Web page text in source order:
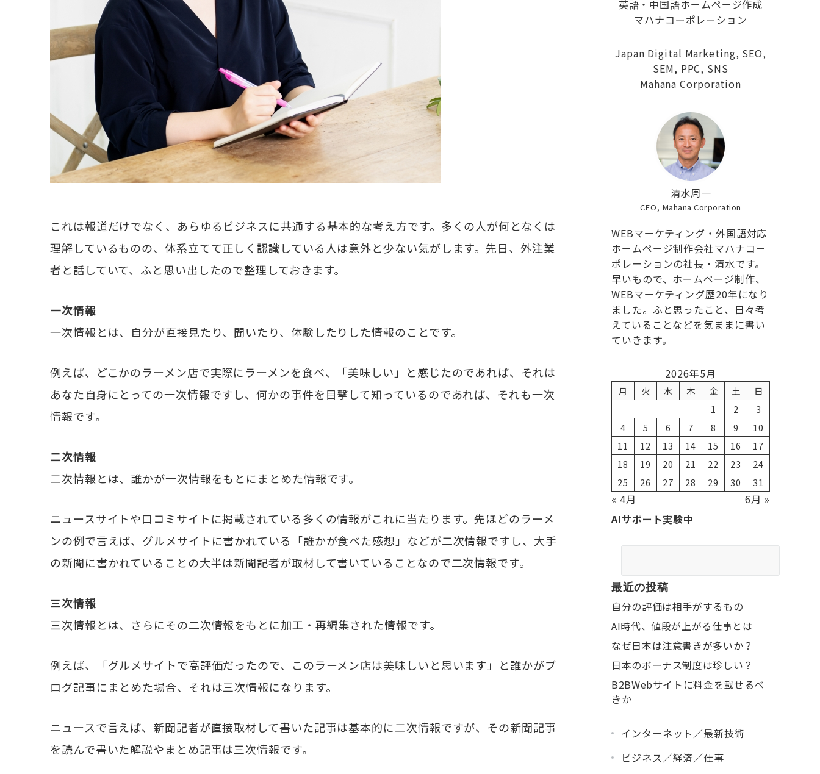
これは報道だけでなく、あらゆるビジネスに共通する基本的な考え方です。多くの人が何となくは
理解しているものの、体系立てて正しく認識している人は意外と少ない気がします。先日、外注業
者と話していて、ふと思い出したので整理しておきます。
一次情報
一次情報とは、自分が直接見たり、聞いたり、体験したりした情報のことです。
例えば、どこかのラーメン店で実際にラーメンを食べ、「美味しい」と感じたのであれば、それは
あなた自身にとっての一次情報ですし、何かの事件を目撃して知っているのであれば、それも一次
情報です。
二次情報
二次情報とは、誰かが一次情報をもとにまとめた情報です。
ニュースサイトや口コミサイトに掲載されている多くの情報がこれに当たります。先ほどのラーメ
ンの例で言えば、グルメサイトに書かれている「誰かが食べた感想」などが二次情報ですし、大手
の新聞に書かれていることの大半は新聞記者が取材して書いていることなので二次情報です。
三次情報
三次情報とは、さらにその二次情報をもとに加工・再編集された情報です。
例えば、「グルメサイトで高評価だったので、このラーメン店は美味しいと思います」と誰かがブ
ログ記事にまとめた場合、それは三次情報になります。
ニュースで言えば、新聞記者が直接取材して書いた記事は基本的に二次情報ですが、その新聞記事
を読んで書いた解説やまとめ記事は三次情報です。
英語・中国語ホームページ作成
マハナコーポレーション
Japan Digital Marketing, SEO,
SEM, PPC, SNS
Mahana Corporation
清水周一
CEO, Mahana Corporation
WEBマーケティング・外国語対応
ホームページ制作会社マハナコー
ポレーションの社長・清水です。
早いもので、ホームページ制作、
WEBマーケティング歴20年になり
ました。ふと思ったこと、日々考
えていることなどを気ままに書い
ていきます。
2026年5月
月 火 水 木 金 土
日
1
2
3
4
5 6 7 8 9
10
11
12 13 14 15 16
17
18
19 20 21 22 23
24
25
26 27 28 29 30 31
« 4月
6月 »
AIサポート実験中
最近の投稿
自分の評価は相手がするもの
AI時代、値段が上がる仕事とは
なぜ日本は注意書きが多いか？
日本のボーナス制度は珍しい？
B2BWebサイトに料金を載せるべ
きか
インターネット／最新技術
ビジネス／経済／仕事